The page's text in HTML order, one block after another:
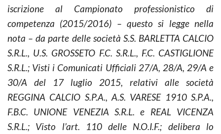
iscrizione al Campionato professionistico di
competenza (2015/2016) – questo si legge nella
nota – da parte delle società S.S. BARLETTA CALCIO
S.R.L., U.S. GROSSETO F.C. S.R.L., F.C. CASTIGLIONE
S.R.L.; Visti i Comunicati Ufficiali 27/A, 28/A, 29/A e
30/A del 17 luglio 2015, relativi alle società
REGGINA CALCIO S.P.A., A.S. VARESE 1910 S.P.A.,
F.B.C. UNIONE VENEZIA S.R.L. e REAL VICENZA
S.R.L.; Visto l’art. 110 delle N.O.I.F.; delibera lo